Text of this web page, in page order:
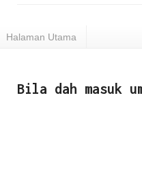
Halaman Utama
Bila dah masuk